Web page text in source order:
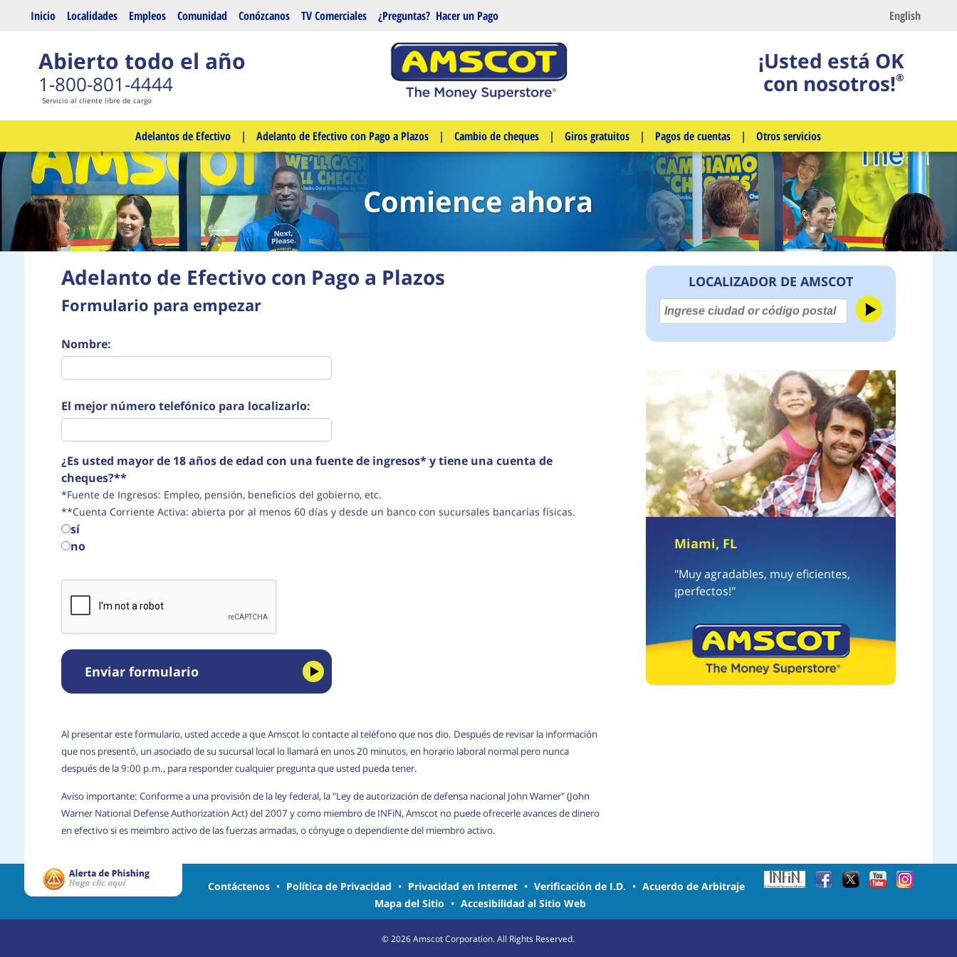
Saltar al contenido principal English
Inicio Localidades Empleos Comunidad Conózcanos TV Comerciales ¿Preguntas? Hacer un Pago
Abierto todo el año
1-800-801-4444
Servicio al cliente libre de cargo
¡Usted está OK
con nosotros!®
Adelantos de Efectivo | Adelanto de Efectivo con Pago a Plazos | Cambio de cheques | Giros gratuitos | Pagos de cuentas | Otros servicios
Comience ahora
Adelanto de Efectivo con Pago a Plazos
Formulario para empezar
Nombre:
El mejor número telefónico para localizarlo:
¿Es usted mayor de 18 años de edad con una fuente de ingresos* y tiene una cuenta de
cheques?**
*Fuente de Ingresos: Empleo, pensión, beneficios del gobierno, etc.
**Cuenta Corriente Activa: abierta por al menos 60 días y desde un banco con sucursales bancarias físicas.
sí
no
Enviar formulario
Al presentar este formulario, usted accede a que Amscot lo contacte al teléfono que nos dio. Después de revisar la información
que nos presentó, un asociado de su sucursal local lo llamará en unos 20 minutos, en horario laboral normal pero nunca
después de la 9:00 p.m., para responder cualquier pregunta que usted pueda tener.
Aviso importante: Conforme a una provisión de la ley federal, la "Ley de autorización de defensa nacional John Warner" (John
Warner National Defense Authorization Act) del 2007 y como miembro de INFiN, Amscot no puede ofrecerle avances de dinero
en efectivo si es meimbro activo de las fuerzas armadas, o cónyuge o dependiente del miembro activo.
LOCALIZADOR DE AMSCOT
Miami, FL
"Muy agradables, muy eficientes,
¡perfectos!"
Contáctenos • Política de Privacidad • Privacidad en Internet • Verificación de I.D. • Acuerdo de Arbitraje
Mapa del Sitio • Accesibilidad al Sitio Web
©2026Amscot Corporation. All Rights Reserved.